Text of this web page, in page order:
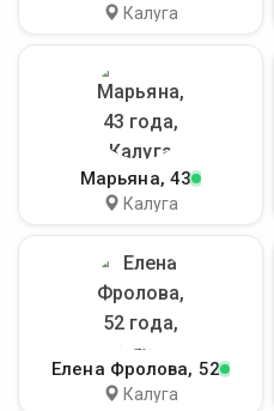
Калуга
Марьяна, 43
Калуга
Елена Фролова, 52
Калуга